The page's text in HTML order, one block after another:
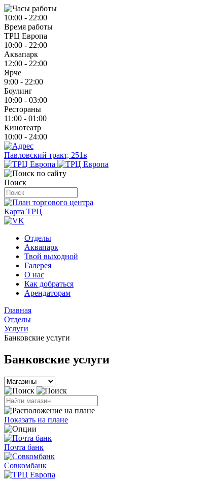
10:00 - 22:00
Время работы
ТРЦ Европа
10:00 - 22:00
Аквапарк
12:00 - 22:00
Ярче
9:00 - 22:00
Боулинг
10:00 - 03:00
Рестораны
11:00 - 01:00
Кинотеатр
10:00 - 24:00
Павловский тракт, 251в
Поиск
Карта ТРЦ
Отделы
Аквапарк
Твой выходной
Галерея
О нас
Как добраться
Арендаторам
Главная
Отделы
Услуги
Банковские услуги
Банковские услуги
Показать на плане
Почта банк
Совкомбанк